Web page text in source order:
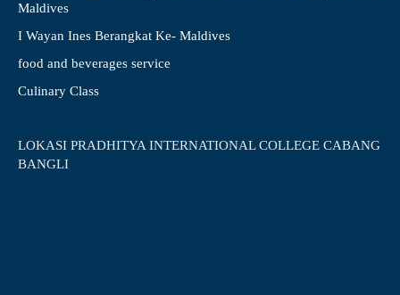
Maldives
I Wayan Ines Berangkat Ke- Maldives
food and beverages service
Culinary Class
LOKASI PRADHITYA INTERNATIONAL COLLEGE CABANG
BANGLI